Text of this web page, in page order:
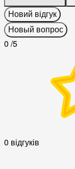
Новий відгук
Новый вопрос
0 /5
0 відгуків